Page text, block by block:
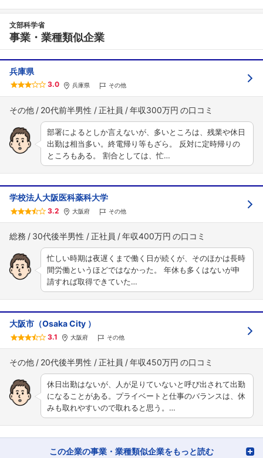
文部科学省
事業・業種類似企業
兵庫県
3.0 兵庫県 その他
その他 20代前半男性 正社員 年収300万円
部署によるとしか言えないが、多いところは、残業や休日
出勤は相当多い。終電帰り等もざら。 反対に定時帰りの
ところもある。 割合としては、忙…
学校法人大阪医科薬科大学
3.2 大阪府 その他
総務 30代後半男性 正社員 年収400万円
忙しい時期は夜遅くまで働く日が続くが、そのほかは長時
間労働というほどではなかった。 年休も多くはないが申
請すれば取得できていた…
大阪市（Osaka City ）
3.1 大阪府 その他
その他 20代後半男性 正社員 年収450万円
休日出勤はないが、人が足りていないと呼び出されて出勤
になることがある。プライベートと仕事のバランスは、休
みも取れやすいので取れると思う。…
この企業の事業・業種類似企業をもっと読む